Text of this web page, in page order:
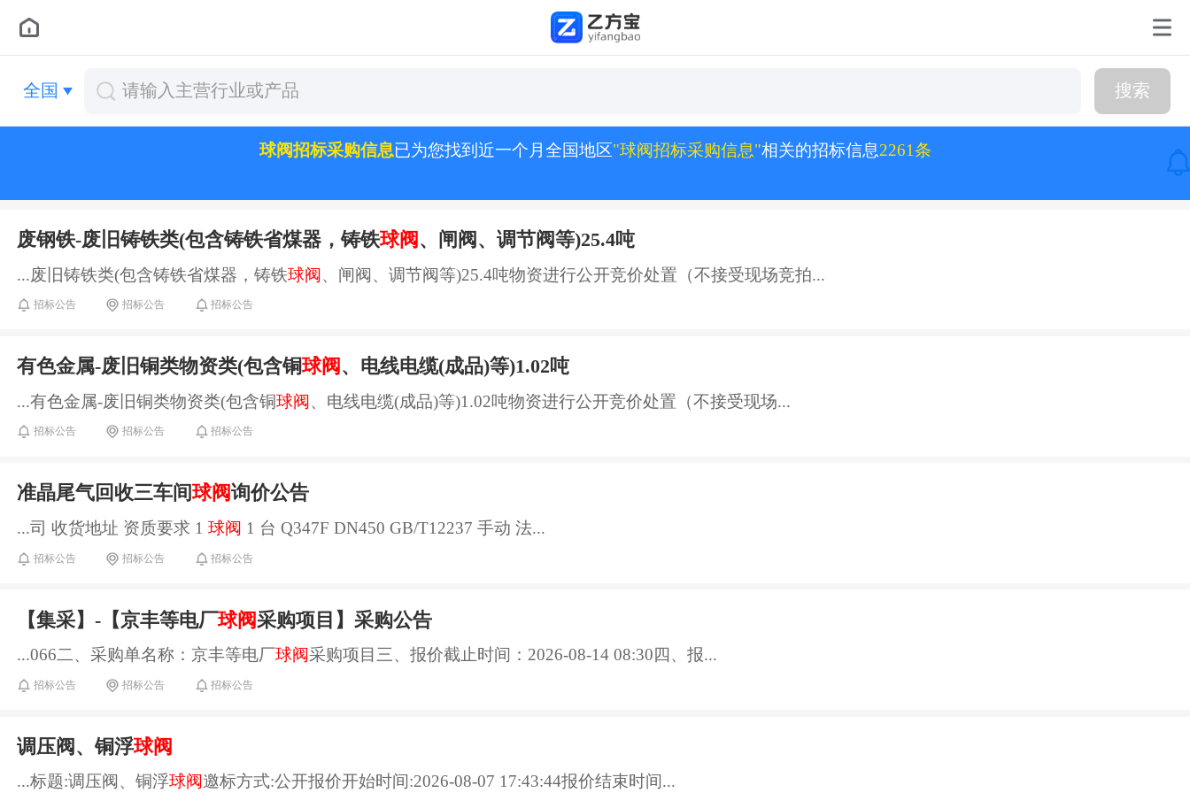
全国 搜索
球阀招标采购信息已为您找到近一个月全国地区"球阀招标采购信息"相关的招标信息2261条
废钢铁-废旧铸铁类(包含铸铁省煤器，铸铁球阀 、闸阀、调节阀等)25.4吨
...废旧铸铁类(包含铸铁省煤器，铸铁球阀、闸阀、调节阀等)25.4吨物资进行公开竞价处置（不接受现场竞拍...
招标公告 招标公告 招标公告
有色金属-废旧铜类物资类(包含铜球阀 、电线电缆(成品)等)1.02吨
...有色金属-废旧铜类物资类(包含铜球阀、电线电缆(成品)等)1.02吨物资进行公开竞价处置（不接受现场...
招标公告 招标公告 招标公告
准晶尾气回收三车间球阀询价公告
...司 收货地址 资质要求 1球阀 1 台 Q347F DN450 GB/T12237 手动 法...
招标公告 招标公告 招标公告
【集采】-【京丰等电厂球阀采购项目】采购公告
...066二、采购单名称：京丰等电厂球阀采购项目三、报价截止时间：2026-08-14 08:30四、报...
招标公告 招标公告 招标公告
调压阀、铜浮球阀
...标题:调压阀、铜浮球阀邀标方式:公开报价开始时间:2026-08-07 17:43:44报价结束时间...